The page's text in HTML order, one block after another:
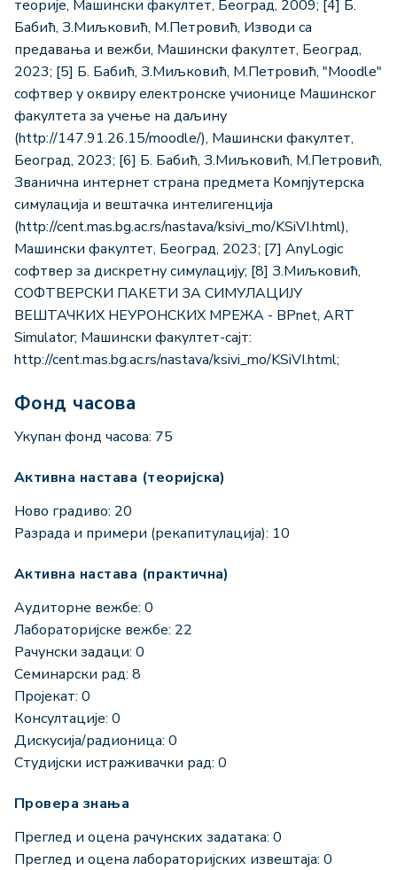
теорије, Машински факултет, Београд, 2009; [4] Б.
Бабић, З.Миљковић, М.Петровић, Изводи са
предавања и вежби, Машински факултет, Београд,
2023; [5] Б. Бабић, З.Миљковић, M.Петровић, "Moodle"
софтвер у оквиру електронске учионице Машинског
факултета за учење на даљину
(http://147.91.26.15/moodle/), Машински факултет,
Београд, 2023; [6] Б. Бабић, З.Миљковић, М.Петровић,
Званична интернет страна предмета Компјутерска
симулација и вештачка интелигенција
(http://cent.mas.bg.ac.rs/nastava/ksivi_mo/KSiVI.html),
Машински факултет, Београд, 2023; [7] AnyLogic
софтвер за дискретну симулацију; [8] З.Миљковић,
СОФТВЕРСКИ ПАКЕТИ ЗА СИМУЛАЦИЈУ
ВЕШТАЧКИХ НЕУРОНСКИХ МРЕЖА - BPnet, ART
Simulator; Машински факултет-сајт:
http://cent.mas.bg.ac.rs/nastava/ksivi_mo/KSiVI.html;
Фонд часова
Укупан фонд часова: 75
Активна настава (теоријска)
Ново градиво: 20
Разрада и примери (рекапитулација): 10
Активна настава (практична)
Аудиторне вежбе: 0
Лабораторијске вежбе: 22
Рачунски задаци: 0
Семинарски рад: 8
Пројекат: 0
Консултације: 0
Дискусија/радионица: 0
Студијски истраживачки рад: 0
Провера знања
Преглед и оцена рачунских задатака: 0
Преглед и оцена лабораторијских извештаја: 0